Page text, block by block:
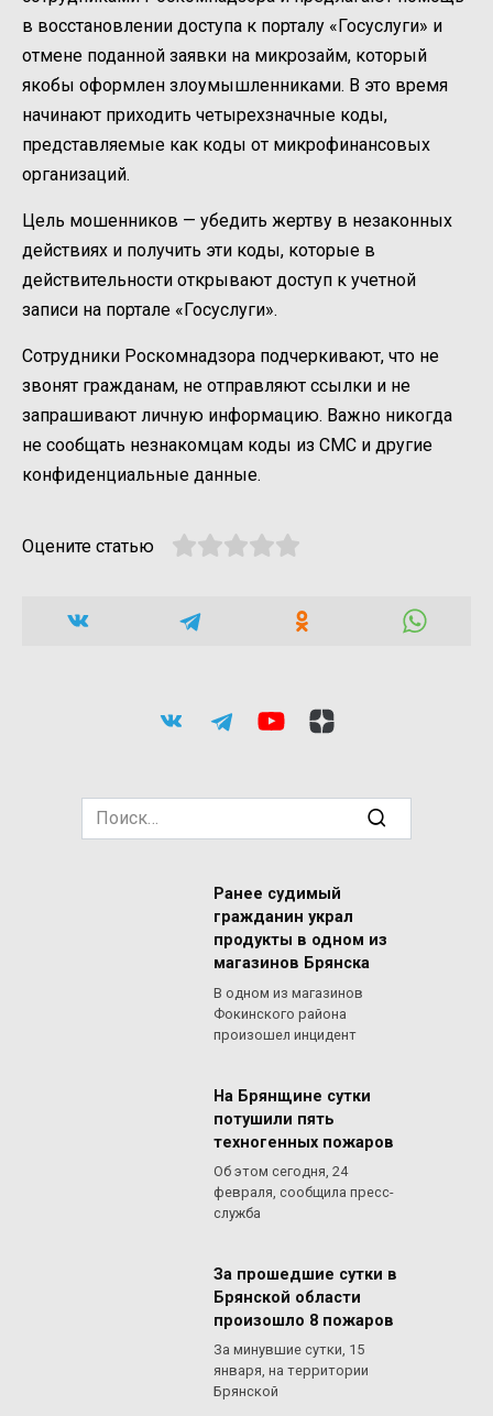
в восстановлении доступа к порталу «Госуслуги» и
отмене поданной заявки на микрозайм, который
якобы оформлен злоумышленниками. В это время
начинают приходить четырехзначные коды,
представляемые как коды от микрофинансовых
организаций.
Цель мошенников — убедить жертву в незаконных
действиях и получить эти коды, которые в
действительности открывают доступ к учетной
записи на портале «Госуслуги».
Сотрудники Роскомнадзора подчеркивают, что не
звонят гражданам, не отправляют ссылки и не
запрашивают личную информацию. Важно никогда
не сообщать незнакомцам коды из СМС и другие
конфиденциальные данные.
Оцените статью
Search
for:
Ранее судимый
гражданин украл
продукты в одном из
магазинов Брянска
В одном из магазинов
Фокинского района
произошел инцидент
На Брянщине сутки
потушили пять
техногенных пожаров
Об этом сегодня, 24
февраля, сообщила пресс-
служба
За прошедшие сутки в
Брянской области
произошло 8 пожаров
За минувшие сутки, 15
января, на территории
Брянской